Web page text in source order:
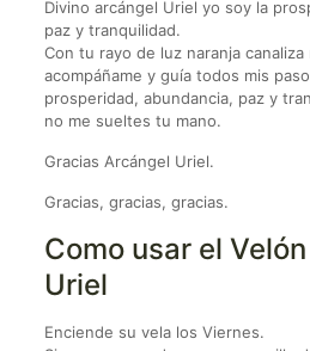
Divino arcángel Uriel yo soy la
paz y tranquilidad.
Con tu rayo de luz naranja canaliza
acompáñame y guía todos mis
prosperidad, abundancia, paz y
no me sueltes tu mano.
Gracias Arcángel Uriel.
Gracias, gracias, gracias.
Como usar el
Uriel
Enciende su vela los Viernes.